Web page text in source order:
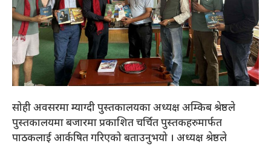
सोही अवसरमा म्याग्दी पुस्तकालयका अध्यक्ष अम्किब श्रेष्ठले
पुस्तकालयमा बजारमा प्रकाशित चर्चित पुस्तकहरुमार्फत
पाठकलाई आर्कषित गरिएको बताउनुभयो । अध्यक्ष श्रेष्ठले